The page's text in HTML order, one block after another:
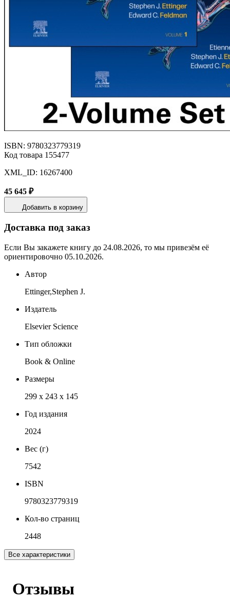
ISBN: 9780323779319
Код товара 155477
XML_ID: 16267400
45 645 ₽
Добавить в корзину
Доставка под заказ
Если Вы закажете книгу до 24.08.2026, то мы привезём её
ориентировочно 05.10.2026.
Автор
Ettinger,Stephen J.
Издатель
Elsevier Science
Тип обложки
Book & Online
Размеры
299 x 243 x 145
Год издания
2024
Вес (г)
7542
ISBN
9780323779319
Кол-во страниц
2448
Все характеристики
Отзывы